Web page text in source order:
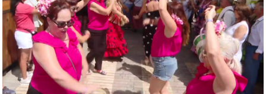
David Granados
Publicado:13 de agosto de 2023, 10:49